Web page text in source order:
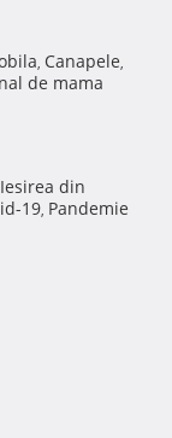
, Canapele,
de mama
Iesirea din
19, Pandemie